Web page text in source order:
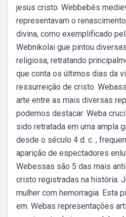
jesus cristo. Webbebês
representavam o
divina, como exemplificado
Webnikolai gue pintou
religiosa, retratando
que conta os últimos dias da
ressurreição de cristo.
arte entre as mais diversas
podemos destacar: Weba
sido retratada em uma ampla
desde o século 4 d. c. ,
aparição de espectadores
Webessas são 5 das mais
cristo registradas na história.
mulher com hemorragia. Esta
em. Webas representações